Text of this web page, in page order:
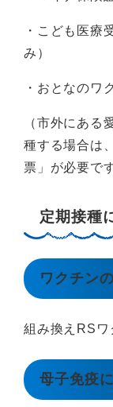
・こども医療
み）
・おとなのワ
（市外にある
種する場合は
票」が必要で
定期接種
ワクチン
組み換えRSワ
母子免疫